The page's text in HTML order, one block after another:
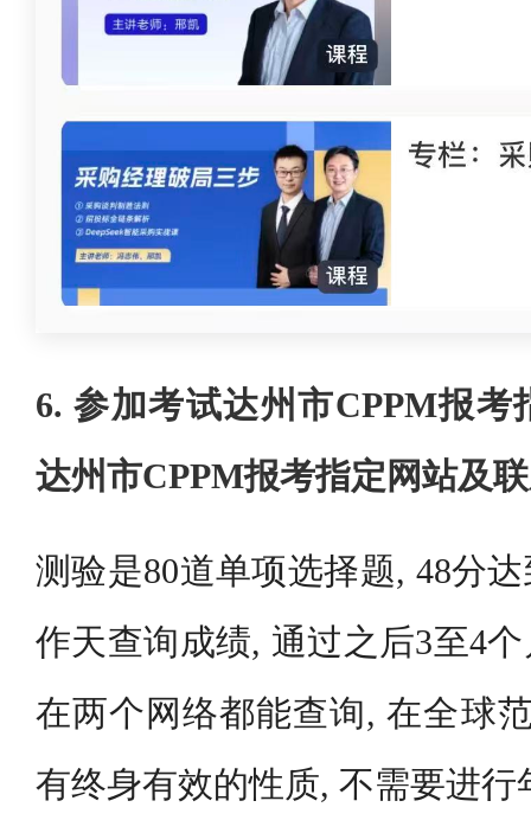
6. 参加考试达州市CPPM报考
达州市CPPM报考指定网站及
测验是80道单项选择题, 48分
作天查询成绩, 通过之后3至4
在两个网络都能查询, 在全球
有终身有效的性质, 不需要进行